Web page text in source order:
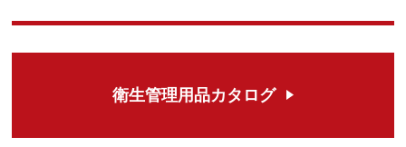
衛生管理用品カタログ